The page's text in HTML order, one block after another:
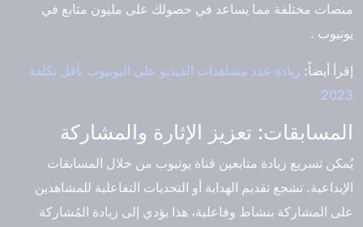
منصات مختلفة مما يساعد في حصولك على مليون متابع في
يوتيوب .
إقرأ أيضاً: زيادة عدد مشاهدات الفيديو على اليوتيوب بأقل تكلفة
2023
المسابقات: تعزيز الإثارة والمشاركة
يُمكن تسريع زيادة متابعين قناة يوتيوب من خلال المسابقات
الإبداعية. تشجع تقديم الهداية أو التحديات التفاعلية للمشاهدين
على المشاركة بنشاط وفاعلية، هذا يؤدي إلى زيادة المُشاركة